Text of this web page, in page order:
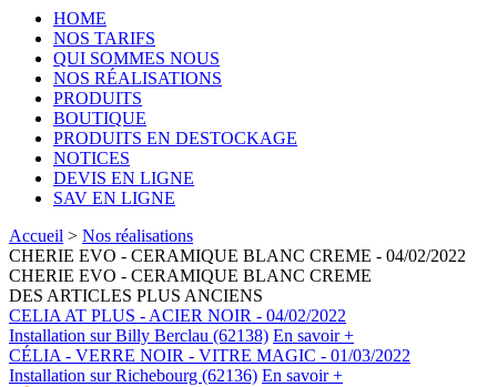
HOME
NOS TARIFS
QUI SOMMES NOUS
NOS RÉALISATIONS
PRODUITS
BOUTIQUE
PRODUITS EN DESTOCKAGE
NOTICES
DEVIS EN LIGNE
SAV EN LIGNE
Accueil > Nos réalisations
CHERIE EVO - CERAMIQUE BLANC CREME - 04/02/2022
CHERIE EVO - CERAMIQUE BLANC CREME
DES ARTICLES PLUS ANCIENS
CELIA AT PLUS - ACIER NOIR - 04/02/2022
Installation sur Billy Berclau (62138) En savoir +
CÉLIA - VERRE NOIR - VITRE MAGIC - 01/03/2022
Installation sur Richebourg (62136) En savoir +